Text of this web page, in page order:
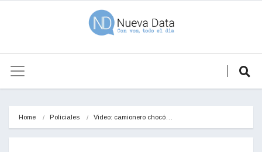
Home Policiales Video: camionero chocó…